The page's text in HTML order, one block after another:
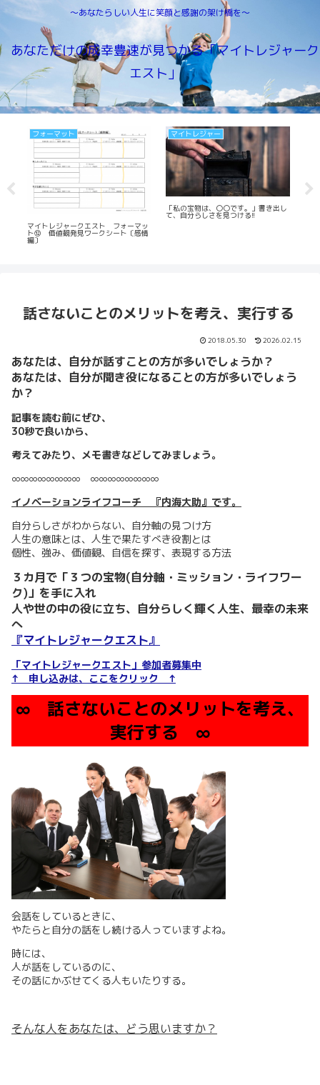
～あなたらしい人生に笑顔と感謝の架け橋を～
あなただけの成幸豊速が見つかる「マイトレジャーク
エスト」
マイトレジャー
出来事・事実・事象の捉え方、解釈に
マイトレジャー
「私は、〇〇な人です。」書き出し
話さないことのメリットを考え、実行する
2018.05.30 2026.02.15
あなたは、自分が話すことの方が多いでしょうか？
あなたは、自分が聞き役になることの方が多いでしょう
か？
記事を読む前にぜひ、
30秒で良いから、
考えてみたり、メモ書きなどしてみましょう。
∞∞∞∞∞∞∞∞ ∞∞∞∞∞∞∞∞
イノベーションライフコーチ 『内海大助』です。
自分らしさがわからない、自分軸の見つけ方
人生の意味とは、人生で果たすべき役割とは
個性、強み、価値観、自信を探す、表現する方法
３カ月で「３つの宝物(自分軸・ミッション・ライフワー
ク)」を手に入れ
人や世の中の役に立ち、自分らしく輝く人生、最幸の未来
へ
『マイトレジャークエスト』
「マイトレジャークエスト」参加者募集中
↑ 申し込みは、ここをクリック ↑
∞ 話さないことのメリットを考え、
実行する ∞
会話をしているときに、
やたらと自分の話をし続ける人っていますよね。
時には、
人が話をしているのに、
その話にかぶせてくる人もいたりする。
そんな人をあなたは、どう思いますか？